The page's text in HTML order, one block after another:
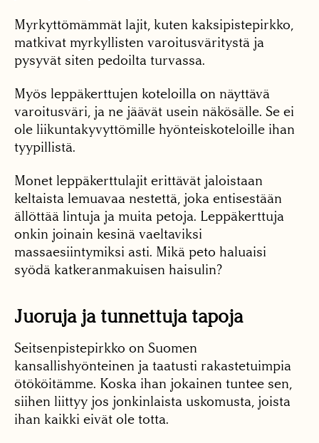
Myrkyttömämmät lajit, kuten kaksipistepirkko,
matkivat myrkyllisten varoitusväritystä ja
pysyvät siten pedoilta turvassa.
Myös leppäkerttujen koteloilla on näyttävä
varoitusväri, ja ne jäävät usein näkösälle. Se ei
ole liikuntakyvyttömille hyönteiskoteloille ihan
tyypillistä.
Monet leppäkerttulajit erittävät jaloistaan
keltaista lemuavaa nestettä, joka entisestään
ällöttää lintuja ja muita petoja. Leppäkerttuja
onkin joinain kesinä vaeltaviksi
massaesiintymiksi asti. Mikä peto haluaisi
syödä katkeranmakuisen haisulin?
Juoruja ja tunnettuja tapoja
Seitsenpistepirkko on Suomen
kansallishyönteinen ja taatusti rakastetuimpia
ötököitämme. Koska ihan jokainen tuntee sen,
siihen liittyy jos jonkinlaista uskomusta, joista
ihan kaikki eivät ole totta.